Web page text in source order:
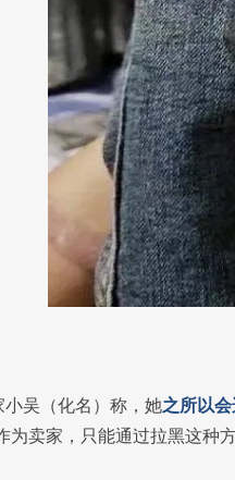
小吴（化名）称，她之所以
为卖家，只能通过拉黑这种